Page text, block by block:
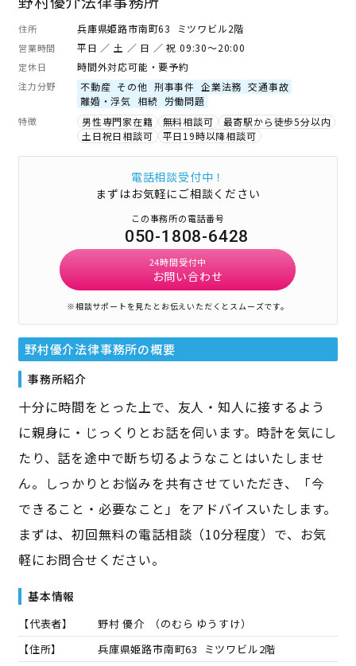
住所 兵庫県姫路市南町63 ミツワビル2階
営業時間 平日 ／ 土 ／ 日 ／ 祝 09:30～20:00
定休日 時間外対応可能・要予約
注力分野 不動産 その他 刑事事件 企業法務 交通事故
離婚・浮気 相続 労働問題
特徴 男性専門家在籍 無料相談可
最寄駅から徒歩5分以内
土日祝日相談可
平日19時以降相談可
電話相談受付中！
まずはお気軽にご相談ください
この事務所の電話番号
050-1808-6428
24時間受付中
お問い合わせ
※相談サポートを見たとお伝えいただくとスムーズです。
野村優介法律事務所の概要
事務所紹介
十分に時間をとった上で、友人・知人に接するよう
に親身に・じっくりとお話を伺います。時計を気にし
たり、話を途中で断ち切るようなことはいたしませ
ん。しっかりとお悩みを共有させていただき、「今
できること・必要なこと」をアドバイスいたします。
まずは、初回無料の電話相談（10分程度）で、お気
軽にお問合せください。
基本情報
【代表者】 野村 優介 （のむら ゆうすけ）
【住所】
兵庫県姫路市南町63 ミツワビル2階